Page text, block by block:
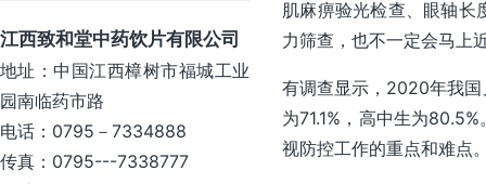
江西致和堂中药饮片有限公司
地址：中国江西樟树市福城工业
园南临药市路
电话：0795－7334888
传真：0795---7338777
肌麻痹验光检查、眼轴长
力筛查，也不一定会马上
有调查显示，2020年我
为71.1%，高中生为
视防控工作的重点和难点